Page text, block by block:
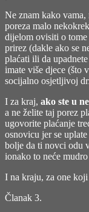
Ne znam kako
poreza malo
dijelom ovisiti o tome
prirez (dakle ako se
plaćati ili da
imate više djece (što
socijalno osjetljivoj
I za kraj, ako ste u
a ne želite taj porez
ugovorite plaćanje
osnovicu jer se
bolje da ti novci odu
ionako to neće
I na kraju, za one
Članak 3.